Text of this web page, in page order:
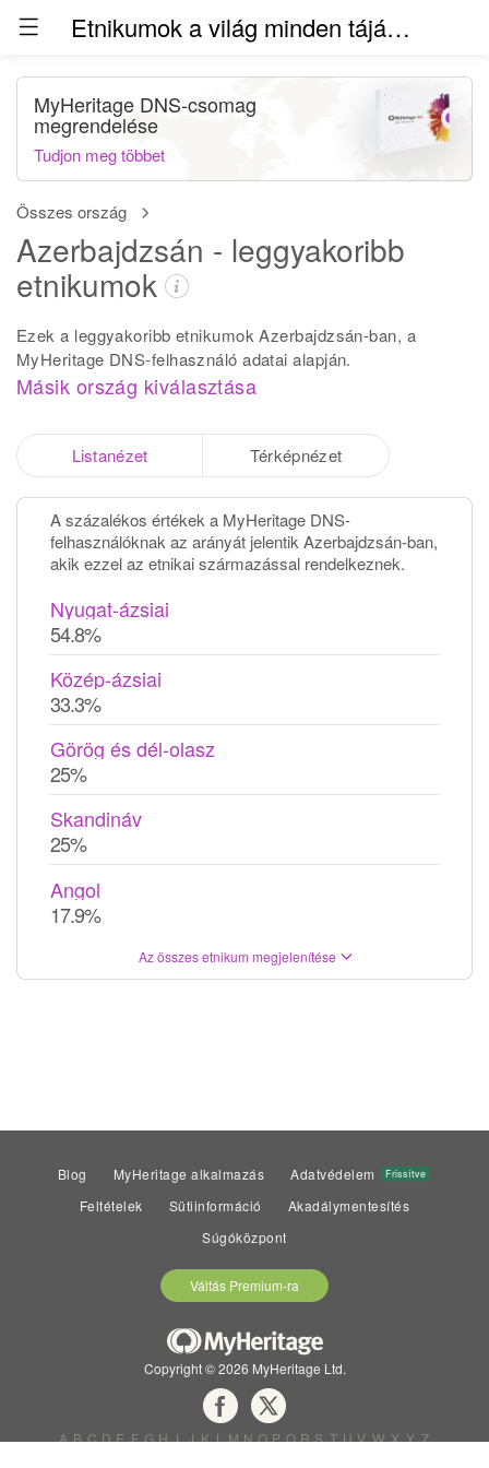
Etnikumok a világ minden táján (béta)
Összes ország
Azerbajdzsán - leggyakoribb
etnikumok
Ezek a leggyakoribb etnikumok Azerbajdzsán-ban, a
MyHeritage DNS-felhasználó adatai alapján.
Másik ország kiválasztása
MyHeritage DNS-csomag
megrendelése
Tudjon meg többet
Listanézet Térképnézet
A százalékos értékek a MyHeritage DNS-
felhasználóknak az arányát jelentik Azerbajdzsán-ban,
akik ezzel az etnikai származással rendelkeznek.
Nyugat-ázsiai
54.8%
Közép-ázsiai
33.3%
Görög és dél-olasz
25%
Skandináv
25%
Angol
17.9%
Az összes etnikum megjelenítése
Blog MyHeritage alkalmazás Adatvédelem Frissítve
Feltételek Sütiinformáció
Akadálymentesítés
Súgóközpont
Váltás Premium-ra
Copyright © 2026 MyHeritage Ltd.
A B C D E F G H I J K L M N O P Q R S T U V W X Y Z